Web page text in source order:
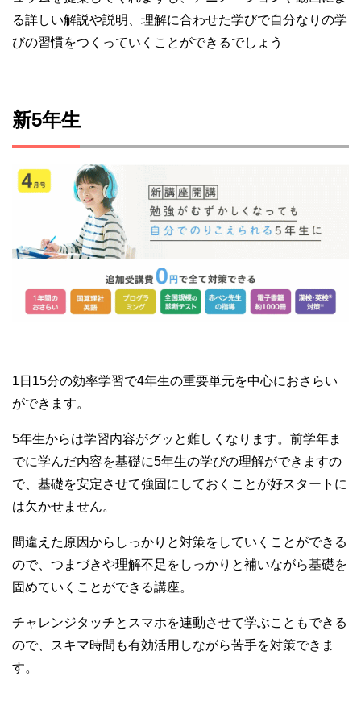
る詳しい解説や説明、理解に合わせた学びで自分なりの学
びの習慣をつくっていくことができるでしょう
新5年生
1日15分の効率学習で4年生の重要単元を中心におさらい
ができます。
5年生からは学習内容がグッと難しくなります。前学年ま
でに学んだ内容を基礎に5年生の学びの理解ができますの
で、基礎を安定させて強固にしておくことが好スタートに
は欠かせません。
間違えた原因からしっかりと対策をしていくことができる
ので、つまづきや理解不足をしっかりと補いながら基礎を
固めていくことができる講座。
チャレンジタッチとスマホを連動させて学ぶこともできる
ので、スキマ時間も有効活用しながら苦手を対策できま
す。